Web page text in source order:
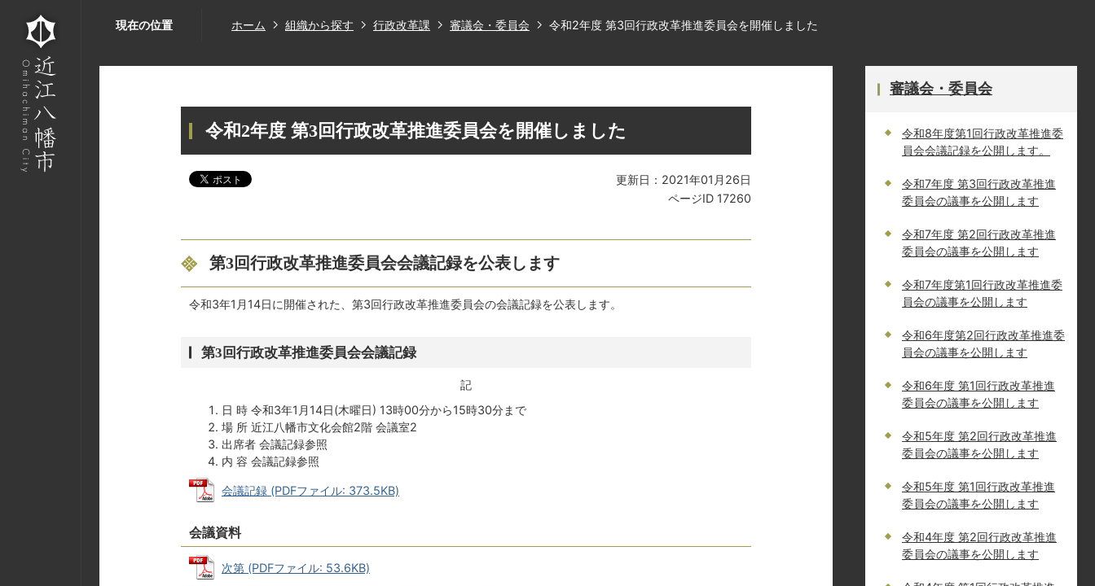
現在の位置 ホーム 組織から探す 行政改革課 審議会・委員会 令和2年度 第3回行政改革推進委員会を開催しました
令和2年度 第3回行政改革推進委員会を開催しました
更新日：2021年01月26日
ページID 17260
第3回行政改革推進委員会会議記録を公表します
令和3年1月14日に開催された、第3回行政改革推進委員会の会議記録を公表します。
第3回行政改革推進委員会会議記録
記
日 時 令和3年1月14日(木曜日) 13時00分から15時30分まで
場 所 近江八幡市文化会館2階 会議室2
出席者 会議記録参照
内 容 会議記録参照
会議記録 (PDFファイル: 373.5KB)
会議資料
次第 (PDFファイル: 53.6KB)
審議会・委員会
令和8年度第1回行政改革推進委
員会会議記録を公開します。
令和7年度 第3回行政改革推進
委員会の議事を公開します
令和7年度 第2回行政改革推進
委員会の議事を公開します
令和7年度第1回行政改革推進委
員会の議事を公開します
令和6年度第2回行政改革推進委
員会の議事を公開します
令和6年度 第1回行政改革推進
委員会の議事を公開します
令和5年度 第2回行政改革推進
委員会の議事を公開します
令和5年度 第1回行政改革推進
委員会の議事を公開します
令和4年度 第2回行政改革推進
委員会の議事を公開します